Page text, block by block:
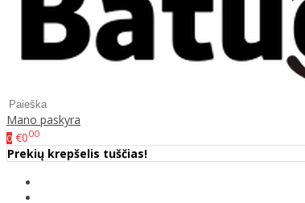
Mano paskyra
0 €000
Prekių krepšelis tuščias!